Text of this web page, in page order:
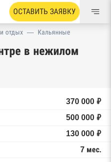
ОСТАВИТЬ ЗАЯВКУ
отдых — Кальянные
в нежилом
370 000 ₽
500 000 ₽
130 000 ₽
7 мес.